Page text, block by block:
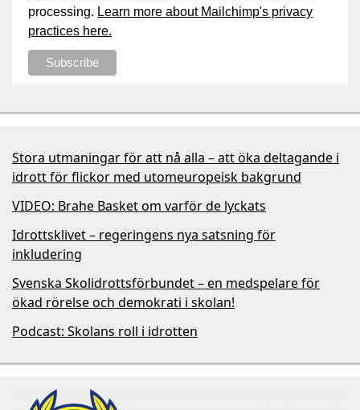
processing. Learn more about Mailchimp's privacy
practices here.
Stora utmaningar för att nå alla – att öka deltagande i
idrott för flickor med utomeuropeisk bakgrund
VIDEO: Brahe Basket om varför de lyckats
Idrottsklivet – regeringens nya satsning för
inkludering
Svenska Skolidrottsförbundet – en medspelare för
ökad rörelse och demokrati i skolan!
Podcast: Skolans roll i idrotten